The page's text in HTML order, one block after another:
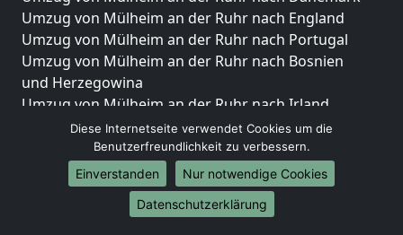
Umzug von Mülheim an der Ruhr nach England
Umzug von Mülheim an der Ruhr nach Portugal
Umzug von Mülheim an der Ruhr nach Bosnien
und Herzegowina
Umzug von Mülheim an der Ruhr nach Irland
Umzug von Mülheim an der Ruhr nach Lettland
Umzug von Mülheim an der Ruhr nach Zypern
Umzug von Mülheim an der Ruhr nach Kroatien
Umzug von Mülheim an der Ruhr nach Estland
Umzug von Mülheim an der Ruhr nach Finnland
Diese Internetseite verwendet Cookies um die
Benutzerfreundlichkeit zu verbessern.
Einverstanden
Nur notwendige Cookies
Datenschutzerklärung